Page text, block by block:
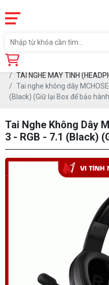
Trang chủ
TAI NGHE MÁY TÍNH
Tai nghe không dây
(Black) (Giữ lại Box để bảo
Tai Nghe Không Dây
3 - RGB - 7.1 (Black)